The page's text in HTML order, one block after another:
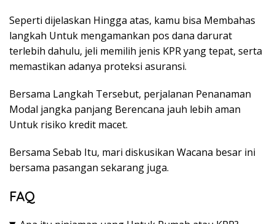
Seperti dijelaskan Hingga atas, kamu bisa Membahas
langkah Untuk mengamankan pos dana darurat
terlebih dahulu, jeli memilih jenis KPR yang tepat, serta
memastikan adanya proteksi asuransi.
Bersama Langkah Tersebut, perjalanan Penanaman
Modal jangka panjang Berencana jauh lebih aman
Untuk risiko kredit macet.
Bersama Sebab Itu, mari diskusikan Wacana besar ini
bersama pasangan sekarang juga.
FAQ